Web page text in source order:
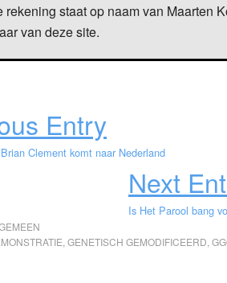
rekening staat op naam van Maarten
van deze site.
Entry
Clement komt naar Nederland
Next
Is Het Parool bang
GENETISCH GEMODIFICEERD